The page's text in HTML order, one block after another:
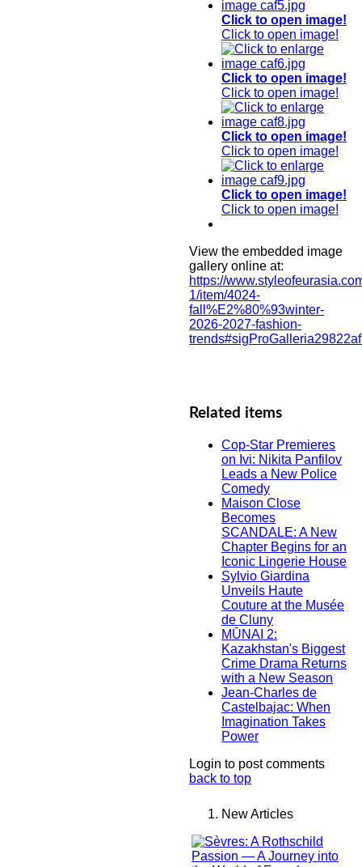
Click to open image!
Click to open image!
Click to open image!
Click to open image!
Click to open image!
Click to open image!
Click to open image!
Click to open image!
View the embedded image
gallery online at:
https://
1/item/4024-
fall%E2%80%93winter-
2026-2027-fashion-
Related items
Cop-Star Premieres
on Ivi: Nikita Panfilov
Leads a New Police
Comedy
Maison Close
Becomes
SCANDALE: A New
Chapter Begins for an
Iconic Lingerie House
Sylvio Giardina
Unveils Haute
Couture at the Musée
de Cluny
MŪNAI 2:
Kazakhstan's Biggest
Crime Drama Returns
with a New Season
Jean-Charles de
Castelbajac: When
Imagination Takes
Power
Login to post comments
back to top
New Articles